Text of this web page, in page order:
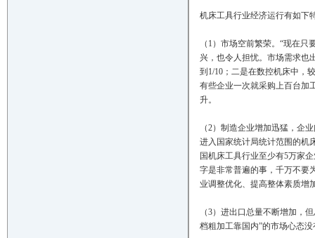
机床工具行业经济运行有如下
（1）市场空前繁荣。“现在
兴，也令人担忧。市场需求也
到1/10；二是在数控机床中，
有些企业一次就采购上百台加
升。
（2）制造企业增加迅猛，企
进入国家统计局统计范围的机
国机床工具行业至少有5万家
字是非常普遍的事，千万不要
业调整优化、提高整体素质增
（3）进出口总量不断增加，
档粗加工靠国内”的市场心态